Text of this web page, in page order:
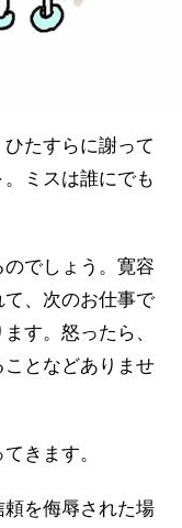
たすらに謝って
ミスは誰にでも
でしょう。寛容
、次のお仕事で
す。怒ったら、
となどありませ
きます。
を侮辱された場